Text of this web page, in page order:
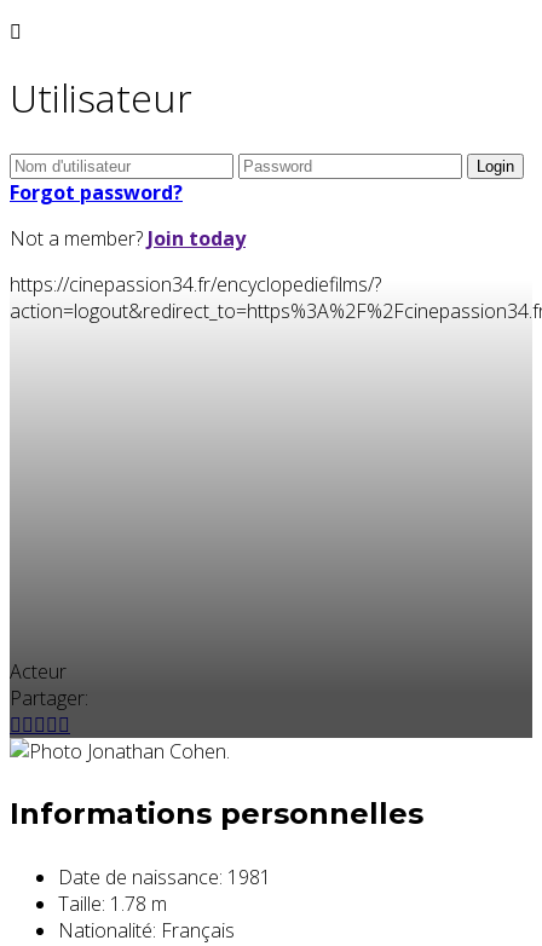
Utilisateur
Forgot password?
Not a member? Join today
https://cinepassion34.fr/encyclopediefilms/?
Acteur
Partager:
Informations personnelles
Date de naissance: 1981
Taille: 1.78 m
Nationalité: Français